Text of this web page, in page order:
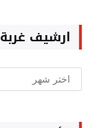
ارشيف غربة
ارشيف
غربة